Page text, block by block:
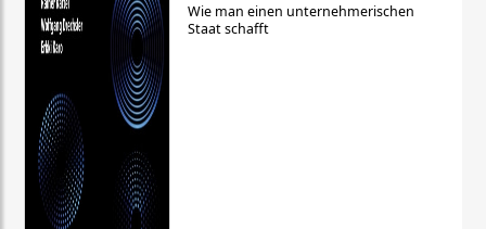
Wie man einen unternehmerischen
Staat schafft